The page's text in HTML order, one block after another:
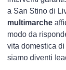
a San Stino di
multimarche
modo da
vita domestica
siamo diventi